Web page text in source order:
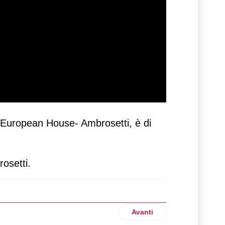
House- Ambrosetti, è di
Articolo successivo: Scotti
Avanti